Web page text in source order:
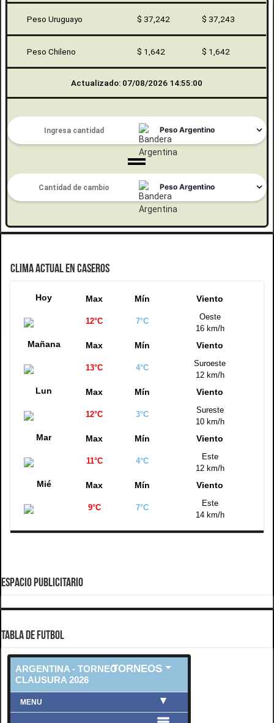
Peso Uruguayo $ 37,242 $ 37,243
Peso Chileno $ 1,642 $ 1,642
Actualizado: 07/08/2026 14:55:00
CLIMA ACTUAL EN CASEROS
Hoy Max Mín Viento
12°C 7°C
Oeste
16 km/h
Mañana Max Mín Viento
13°C 4°C
Suroeste
12 km/h
Lun Max Mín Viento
12°C 3°C
Sureste
10 km/h
Mar Max Mín Viento
11°C 4°C
Este
12 km/h
Mié Max Mín Viento
9°C 7°C
Este
14 km/h
ESPACIO PUBLICITARIO
TABLA DE FUTBOL